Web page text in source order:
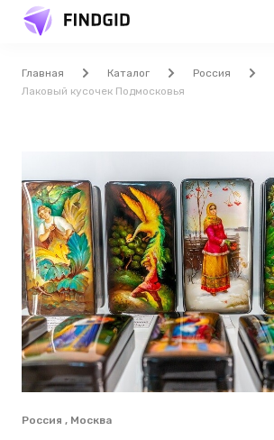
Главная Каталог Россия
Лаковый кусочек Подмосковья
Россия , Москва